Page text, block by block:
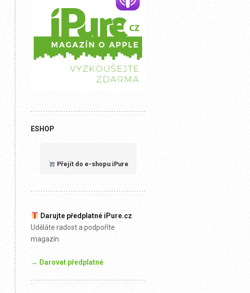
ESHOP
Přejít do e-shopu iPure
Darujte předplatné iPure.cz
Uděláte radost a podpoříte
magazín.
→ Darovat předplatné